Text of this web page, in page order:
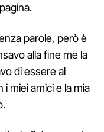
parole, però è
alla fine me la
di essere al
miei amici e la mia